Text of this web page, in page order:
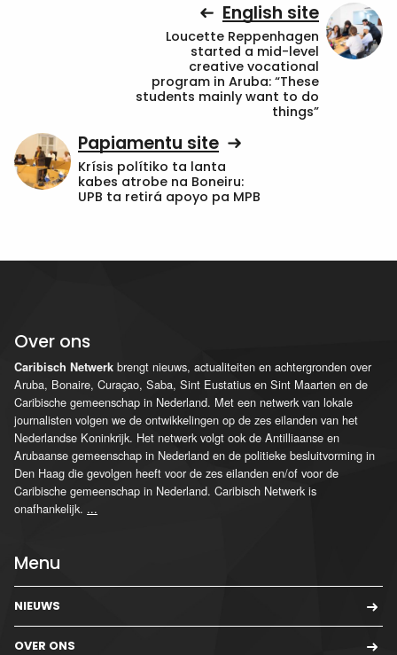
English site
Loucette Reppenhagen
started a mid-level
creative vocational
program in Aruba: “These
students mainly want to do
things”
Papiamentu site
Krísis polítiko ta lanta
kabes atrobe na Boneiru:
UPB ta retirá apoyo pa MPB
Over ons
Caribisch Netwerk brengt nieuws, actualiteiten en achtergronden over
Aruba, Bonaire, Curaçao, Saba, Sint Eustatius en Sint Maarten en de
Caribische gemeenschap in Nederland. Met een netwerk van lokale
journalisten volgen we de ontwikkelingen op de zes eilanden van het
Nederlandse Koninkrijk. Het netwerk volgt ook de Antilliaanse en
Arubaanse gemeenschap in Nederland en de politieke besluitvorming in
Den Haag die gevolgen heeft voor de zes eilanden en/of voor de
Caribische gemeenschap in Nederland. Caribisch Netwerk is
onafhankelijk. ...
Menu
NIEUWS
OVER ONS